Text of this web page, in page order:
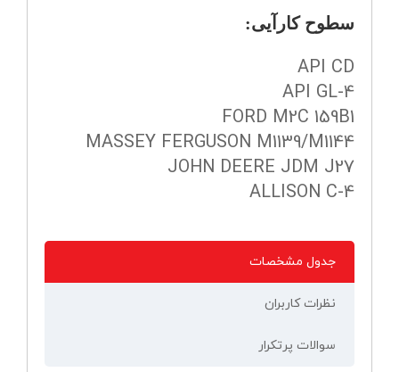
سطوح کارآیی:
API CD
API GL-4
FORD M2C 159B1
MASSEY FERGUSON M1139/M1144
JOHN DEERE JDM J27
ALLISON C-4
جدول مشخصات
نظرات کاربران
سوالات پرتکرار